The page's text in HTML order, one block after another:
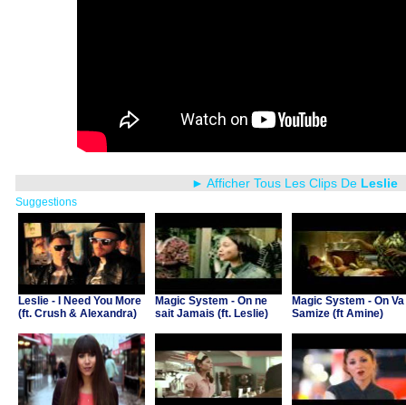
► Afficher Tous Les Clips De Leslie
Suggestions
Leslie - I Need You More
(ft. Crush & Alexandra)
Magic System - On ne
sait Jamais (ft. Leslie)
Magic System - On Va
Samize (ft Amine)